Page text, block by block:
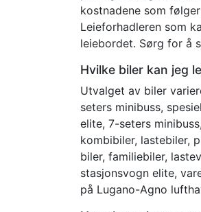
kostnadene som
Leieforhadleren som
leiebordet. Sørg for å
Hvilke biler kan jeg
Utvalget av biler
seters minibuss,
elite, 7-seters
kombibiler, lastebiler,
biler, familiebiler,
stasjonsvogn elite,
på Lugano-Agno